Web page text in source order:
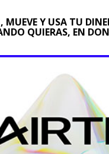
MUEVE Y USA TU
QUIERAS, EN